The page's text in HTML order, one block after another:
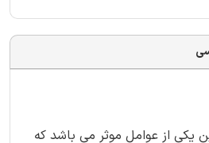
یکی از عوامل موثر می باشد که